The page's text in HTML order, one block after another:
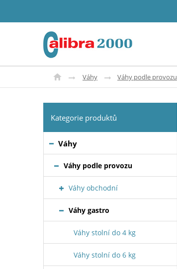
Váhy Váhy podle provozu
Kategorie produktů
Váhy
Váhy podle provozu
Váhy obchodní
Váhy gastro
Váhy stolní do 4 kg
Váhy stolní do 6 kg